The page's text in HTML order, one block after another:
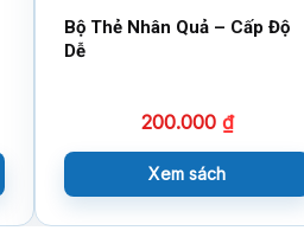
Bộ Thẻ Nhân Quả – Cấp Độ
Dễ
200.000 ₫
Xem sách